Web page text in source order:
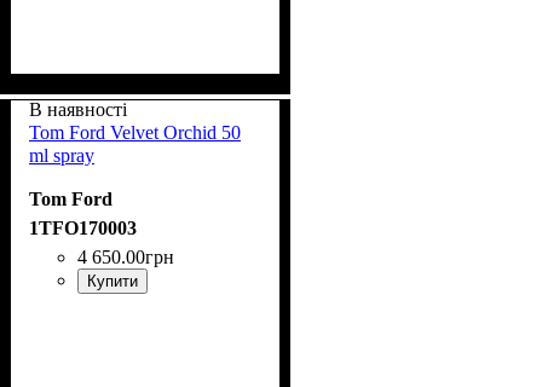
В наявності
Tom Ford Velvet Orchid 50
ml spray
Tom Ford
1TFO170003
4 650.00грн
Купити